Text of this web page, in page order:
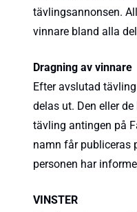
tävlingsannonsen.
vinnare bland alla
Dragning av vinnare
Efter avslutad
delas ut. Den eller
tävling antingen på
namn får publiceras
personen har
VINSTER